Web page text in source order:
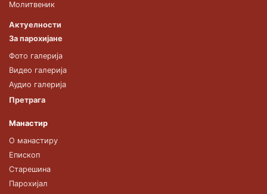
Молитвеник
Актуелности
За парохијане
Фото галерија
Видео галерија
Аудио галерија
Претрага
Манастир
О манастиру
Епископ
Старешина
Парохијал